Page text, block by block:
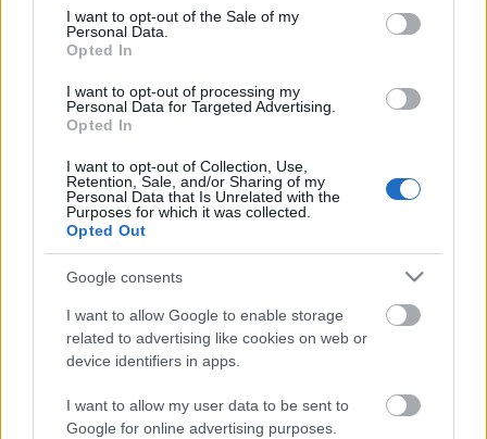
consent section.
I want to opt-out of the Sale of my
Personal Data.
Opted In
I want to opt-out of processing my
Personal Data for Targeted Advertising.
Opted In
I want to opt-out of Collection, Use,
Retention, Sale, and/or Sharing of my
Personal Data that Is Unrelated with the
Purposes for which it was collected.
Opted Out
Google consents
I want to allow Google to enable storage
related to advertising like cookies on web or
device identifiers in apps.
I want to allow my user data to be sent to
Google for online advertising purposes.
most egy kisebb ügyben a társadalom és az
érintettek nyomása bocsánatkérésre az MTI-t. Nincs
lehetetlen, nincs leválthatatlan egy, a demokráciától
elsodródó társadalomban sem. Egyszerűen arra van
szükség, hogy ne tehetetlen bábuként álljunk a
politikával szemben, hanem kiálljunk a
gondolatainkért, az elveinkért. Ne legyintsünk, hogy
úgy is mindegy, hanem cselekedjünk, győzzük meg
ismerőseinket, tüntessünk, írjunk.
Természetesen az a győzelem, ami az MTI felett
arattatott, még nem teljes, és valószínűleg még egy
ideig nem is lesz az. A cikkel, amit kiadtak, nemcsak
az volt a probléma, hogy hazugságokat állított,
hanem az is, hogy egyértelmű politikai
megrendelésre készült, az, hogy a magyar közmédia
egyértelmű politikai irányítás alatt áll. De minél
több ilyen ügy bukkan ki az arrogáns hatalomról,